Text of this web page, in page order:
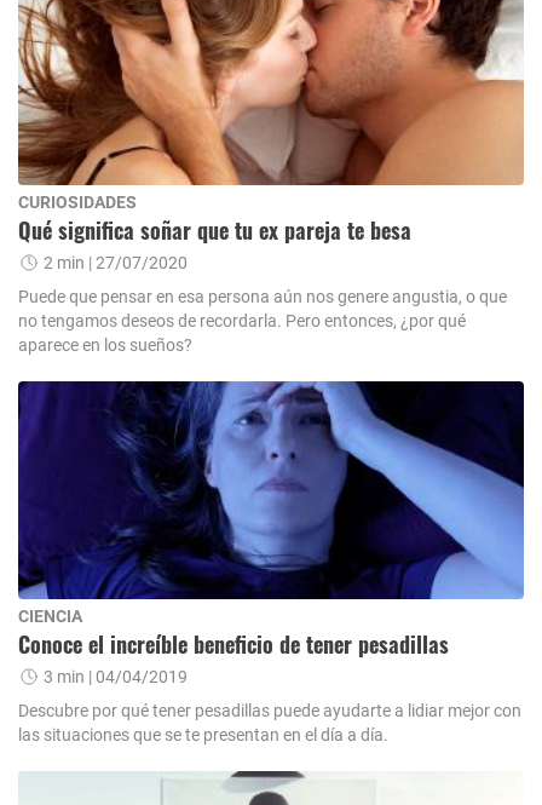
CURIOSIDADES
Qué significa soñar que tu ex pareja te besa
2 min | 27/07/2020
Puede que pensar en esa persona aún nos genere angustia, o que
no tengamos deseos de recordarla. Pero entonces, ¿por qué
aparece en los sueños?
CIENCIA
Conoce el increíble beneficio de tener pesadillas
3 min | 04/04/2019
Descubre por qué tener pesadillas puede ayudarte a lidiar mejor con
las situaciones que se te presentan en el día a día.